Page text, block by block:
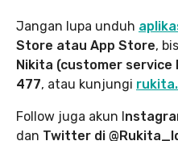
Jangan lupa unduh
Store atau App Store,
Nikita (customer service
477, atau kunjungi
Follow juga akun I
dan Twitter di